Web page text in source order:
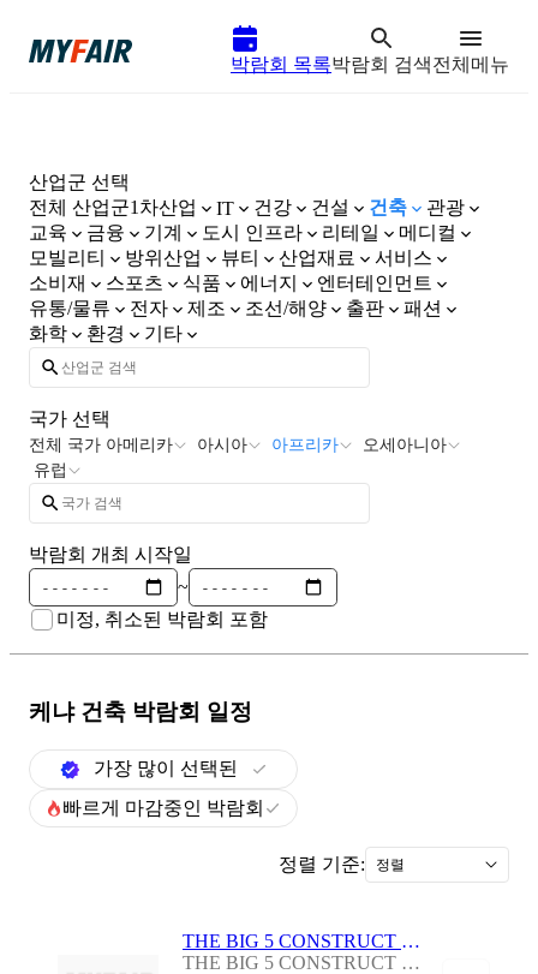
박람회 목록박람회 검색전체메뉴
산업군 선택
전체 산업군1차산업 IT 건강 건설 건축
관광
교육
금융 기계 도시 인프라 리테일
메디컬
모빌리티
방위산업 뷰티 산업재료
서비스
소비재
스포츠 식품 에너지
엔터테인먼트
유통/물류
전자 제조 조선/해양 출판
패션
화학
환경 기타
국가 선택
전체 국가 아메리카 아시아 아프리카
오세아니아
유럽
박람회 개최 시작일
~
미정, 취소된 박람회 포함
케냐 건축 박람회 일정
가장 많이 선택된
빠르게 마감중인 박람회
정렬 기준: 정렬
THE BIG 5 CONSTRUCT EAST AFRICA 2026
THE BIG 5 CONSTRUCT EAST AFRICA 2026